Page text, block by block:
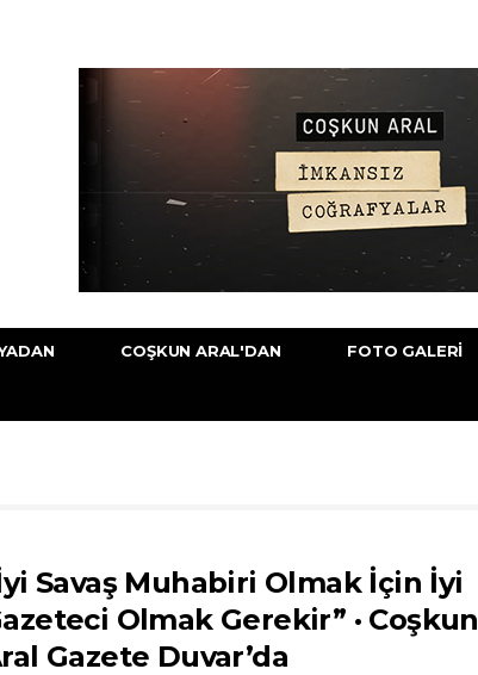
COŞKUN ARAL'DAN FOTO GALERI
Savaş Muhabiri Olmak İçin İyi
Olmak Gerekir” · Coşkun
Gazete Duvar’da